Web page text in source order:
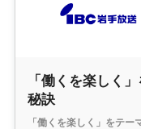
「働くを楽しく
秘訣
「働くを楽しく」をテ